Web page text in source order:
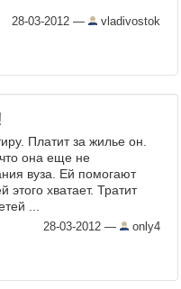
28-03-2012 — vladivostok
Платит за жилье он.
она еще не
вуза. Ей помогают
хватает. Тратит
...
28-03-2012 — only4